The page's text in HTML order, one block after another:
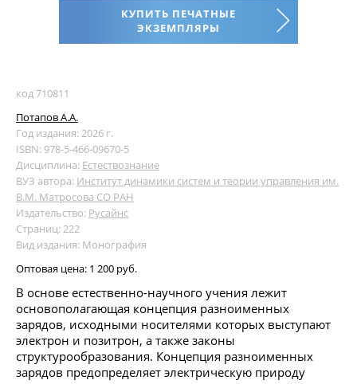
КУПИТЬ ПЕЧАТНЫЕ
ЭКЗЕМПЛЯРЫ
код 710811
Потапов А.А.
Год издания: 2026 г.
ISBN: 978-5-466-09670-5
Дисциплина: Естествознание
ВУЗ автора: Институт динамики систем и теории управления им.
В.М. Матросова СО РАН
Издательство: Русайнс
Страниц: 222
Вид издания: Монография
Оптовая цена: 1 200 руб.
В основе естественно-научного учения лежит
основополагающая концепция разноименных
зарядов, исходными носителями которых выступают
электрон и позитрон, а также законы
структурообразования. Концепция разноименных
зарядов предопределяет электрическую природу